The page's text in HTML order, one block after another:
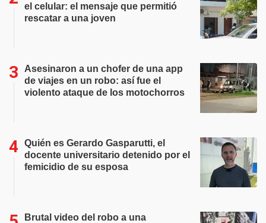
el celular: el mensaje que permitió
rescatar a una joven
Asesinaron a un chofer de una app
de viajes en un robo: así fue el
violento ataque de los motochorros
Quién es Gerardo Gasparutti, el
docente universitario detenido por el
femicidio de su esposa
Brutal video del robo a una